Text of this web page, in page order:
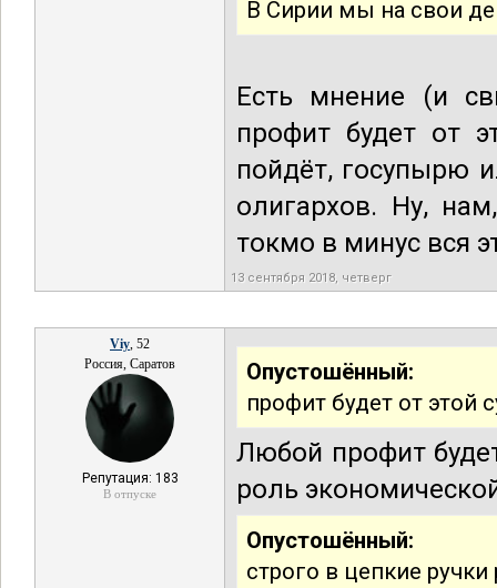
В Сирии мы на свои
Есть мнение (и
профит будет от
пойдёт, госупырю
олигархов. Ну,
токмо в минус вся
13 сентября 2018, четверг
Viy, 52
Россия, Саратов
Репутация: 183
В отпуске
Опустошённый:
профит будет от этой
Любой профит
роль
Опустошённый:
строго в цепкие